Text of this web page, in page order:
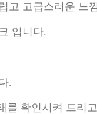
고 고급스러운 느
입니다.
.
를 확인시켜 드리